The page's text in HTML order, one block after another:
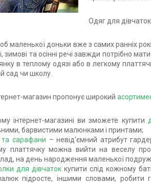
Одяг для
маленької доньки вже з самих ранніх
зимові та осінні речі завжди потрібно
в теплому одязі або в легкому
сад чи школу.
магазин пропонує широкий
інтернет-магазині ви зможете купити
барвистими малюнками і принтами;
та сарафани – невід'ємний атрибут
платтячку можна вийти на веселу
на день народження маленької
для дівчаток купити слід кожному
підросте, іншими словами, робити